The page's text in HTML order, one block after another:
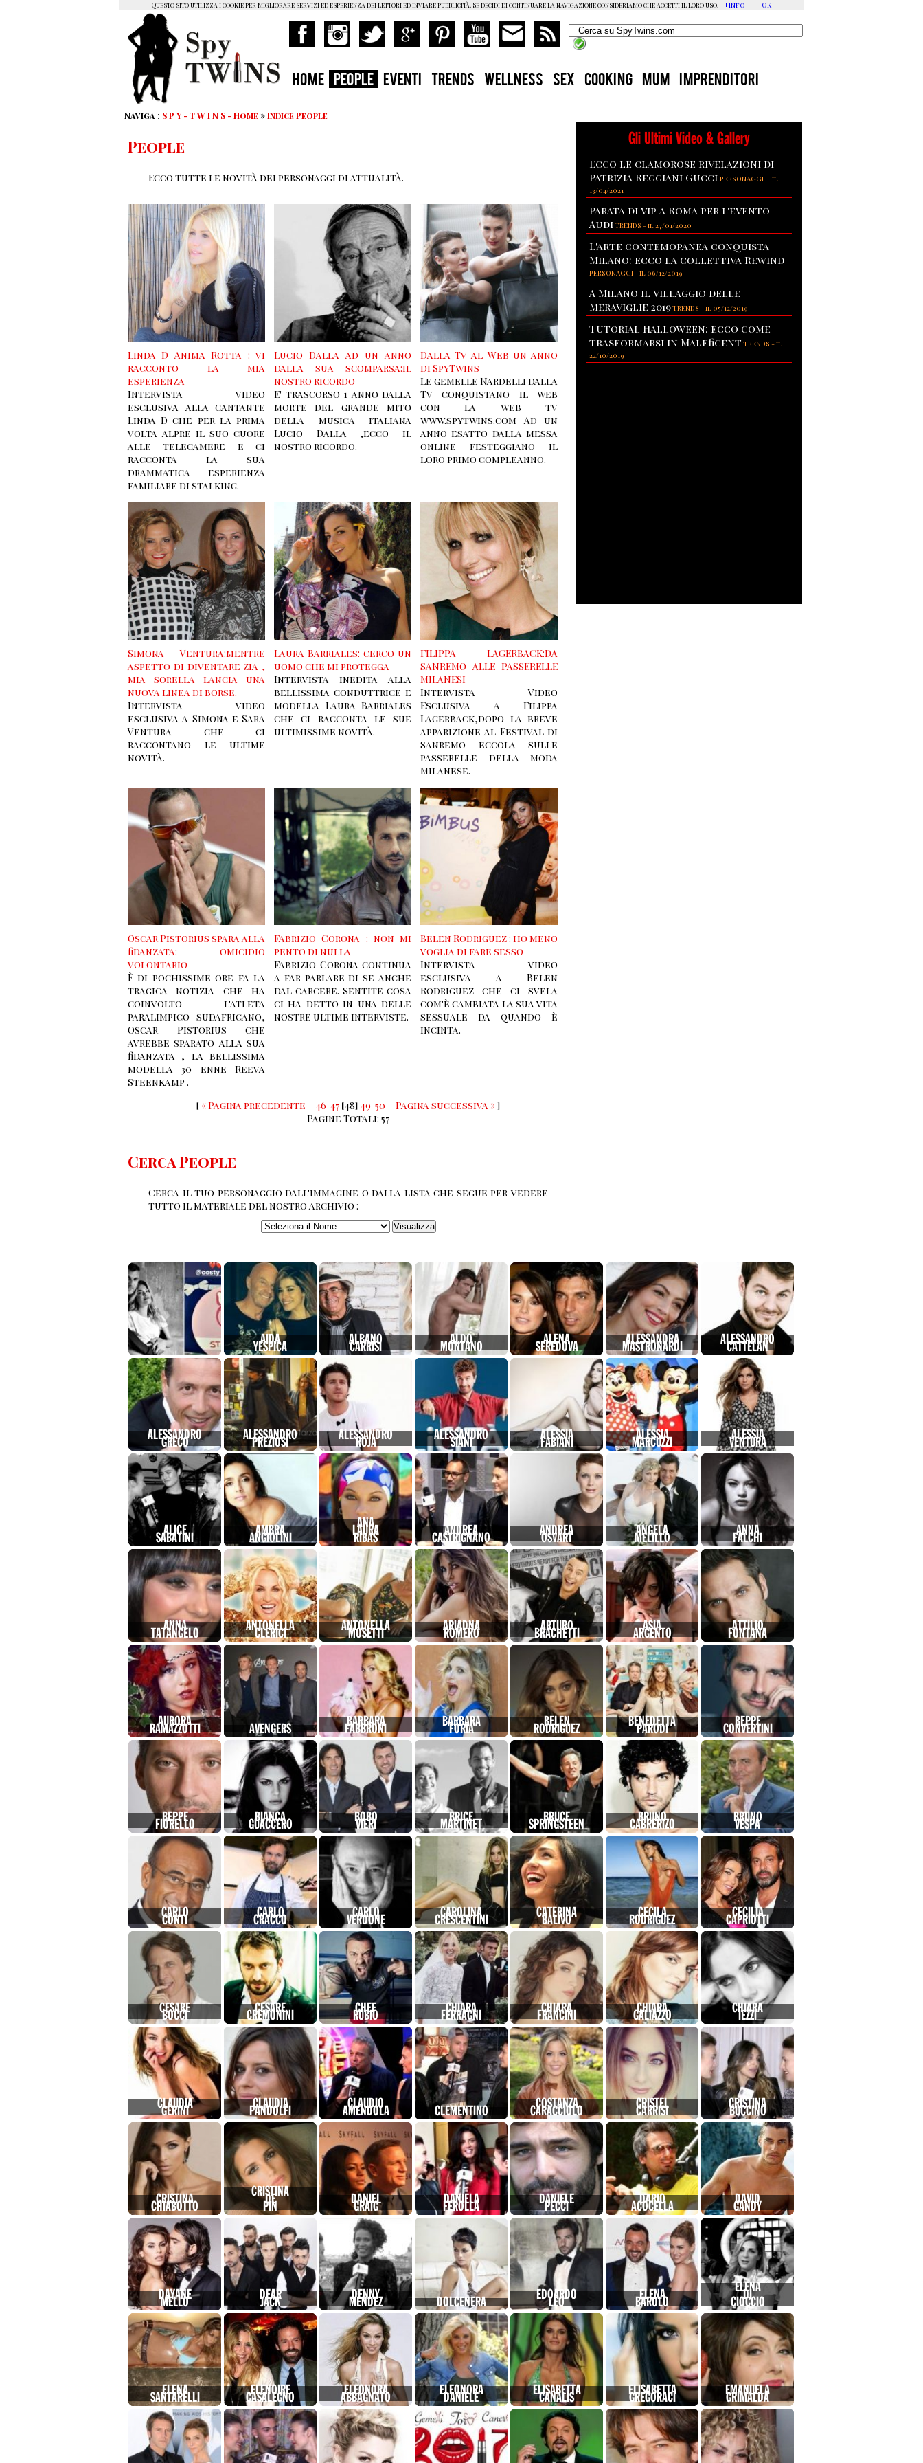
HOME PEOPLE EVENTI TRENDS WELLNESS SEX COOKING MUM IMPRENDITORI
Naviga : S P Y - T W I N S - Home »Indice People
People
Ecco tutte le novità dei personaggi di attualità.
Linda D Anima Rotta : vi
racconto la mia
esperienza
Intervista video
esclusiva alla cantante
Linda D che per la prima
volta alpre il suo cuore
alle telecamere e ci
racconta la sua
drammatica esperienza
familiare di stalking.
Lucio Dalla ad un anno
dalla sua scomparsa:il
nostro ricordo
E' trascorso 1 anno dalla
morte del grande mito
della musica italiana
Lucio Dalla ,ecco il
nostro ricordo.
Dalla Tv al Web un anno
di SpyTwins
Le gemelle Nardelli dalla
Tv conquistano il web
con la web tv
www.spytwins.com Ad un
anno esatto dalla messa
online festeggiano il
loro primo compleanno.
Simona Ventura:mentre
aspetto di diventare zia ,
mia sorella lancia una
nuova linea di borse.
Intervista video
esclusiva a Simona e Sara
Ventura che ci
raccontano le ultime
novità.
Laura Barriales: cerco un
uomo che mi protegga
Intervista inedita alla
bellissima conduttrice e
modella Laura Barriales
che ci racconta le sue
ultimissime novità.
FILIPPA LAGERBACK:DA
SANREMO ALLE PASSERELLE
MILANESI
Intervista Video
Esclusiva a Filippa
Lagerback,dopo la breve
apparizione al Festival di
Sanremo eccola sulle
passerelle della moda
Milanese.
Oscar Pistorius spara alla
fidanzata: omicidio
volontario
È di pochissime ore fa la
tragica notizia che ha
coinvolto l'atleta
paralimpico sudafricano,
Oscar Pistorius che
avrebbe sparato alla sua
fidanzata , la bellissima
modella 30 enne Reeva
Steenkamp .
Fabrizio Corona : non mi
pento di nulla
Fabrizio Corona continua
a far parlare di se anche
dal carcere. Sentite cosa
ci ha detto in una delle
nostre ultime interviste.
Belen Rodriguez : ho meno
voglia di fare sesso
Intervista video
esclusiva a Belen
Rodriguez che ci svela
com'è cambiata la sua vita
sessuale da quando è
incinta.
[ « Pagina precedente 46 47 [48] 49 50 Pagina successiva »]
Pagine Totali: 57
Cerca People
Cerca il tuo personaggio dall'immagine o dalla lista che segue per vedere
tutto il materiale del nostro archivio :
Gli Ultimi Video & Gallery
Ecco le clamorose rivelazioni di
Patrizia Reggiani Gucci PERSONAGGI
il
13/04/2021
Parata di vip a Roma per l'evento
AudiTRENDS -il 27/01/2020
L'arte contemopanea conquista
Milano: ecco la collettiva Rewind
PERSONAGGI-il 06/12/2019
A Milano il villaggio delle
Meraviglie 2019TRENDS -il 05/12/2019
Tutorial Halloween: ecco come
trasformarsi in Maleficent TRENDS -il
22/10/2019
AIDA
YESPICA ALBANO
CARRISI ALDO
MONTANO ALENA
SEREDOVA ALESSANDRA
MASTRONARDI ALESSANDRO
CATTELAN
ALESSANDRO
GRECO ALESSANDRO
PREZIOSI ALESSANDRO
ROJA ALESSANDRO
SIANI ALESSIA
FABIANI ALESSIA
MARCUZZI ALESSIA
VENTURA
ALICE
SABATINI AMBRA
ANGIOLINI
ANA
LAURA
RIBAS ANDREA
CASTRIGNANO ANDREA
OSVART ANGELA
MELILLO ANNA
FALCHI
ANNA
TATANGELO ANTONELLA
CLERICI ANTONELLA
MOSETTI ARIADNA
ROMERO ARTURO
BRACHETTI ASIA
ARGENTO ATTILIO
FONTANA
AURORA
RAMAZZOTTI AVENGERS BARBARA
FABBRONI BARBARA
FORIA BELEN
RODRIGUEZ BENEDETTA
PARODI BEPPE
CONVERTINI
BEPPE
FIORELLO BIANCA
GUACCERO BOBO
VIERI BRICE
MARTINET BRUCE
SPRINGSTEEN BRUNO
CABRERIZO BRUNO
VESPA
CARLO
CONTI CARLO
CRACCO CARLO
VERDONE CAROLINA
CRESCENTINI CATERINA
BALIVO CECILA
RODRIGUEZ CECILIA
CAPRIOTTI
CESARE
BOCCI CESARE
CREMONINI CHEF
RUBIO CHIARA
FERRAGNI CHIARA
FRANCINI CHIARA
GALIAZZO CHIARA
IEZZI
CLAUDIA
GERINI CLAUDIA
PANDOLFI CLAUDIO
AMENDOLA CLEMENTINO COSTANZA
CARACCIOLO CRISTEL
CARRISI CRISTINA
BUCCINO
CRISTINA
CHIABOTTO
CRISTINA
DE
PIN DANIEL
GRAIG DANIELA
FEROLLA DANIELE
PECCI DARIO
ACOCELLA DAVID
GANDY
DAYANE
MELLO DEAR
JACK DENNY
MENDEZ DOLCENERA EDOARDO
LEO ELENA
BAROLO
ELENA
DI
CIOCCIO
ELENA
SANTARELLI ELENOIRE
CASALEGNO ELEONORA
ABBAGNATO ELEONORA
DANIELE ELISABETTA
CANALIS ELISABETTA
GREGORACI EMANUELA
GRIMALDA
Questo sito utilizza i cookie per migliorare servizi ed esperienza dei lettori ed inviare pubblicità. Se decidi di continuare la navigazione consideriamo che accetti il loro uso. +Info OK